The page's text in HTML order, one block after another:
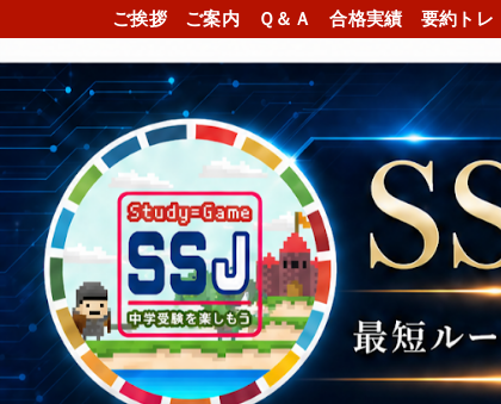
ご挨拶 ご案内 Ｑ＆Ａ 合格実績 要約トレ